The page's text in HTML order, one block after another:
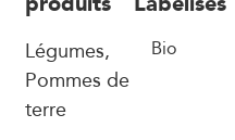
Légumes,
Pommes de
terre
Bio